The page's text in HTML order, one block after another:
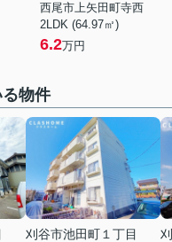
西尾市上矢田町寺西
2LDK (64.97㎡)
6.2万円
物件
刈谷市池田町１丁目